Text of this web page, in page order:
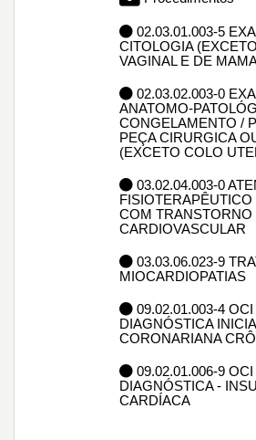
02.03.01.003-5
CITOLOGIA
VAGINAL E DE
02.03.02.003-0
ANATOMO-
CONGELAMENTO /
PEÇA CIRURGICA
(EXCETO COLO
03.02.04.003-0
COM TRANSTORNO
CARDIOVASCULAR
03.03.06.023-9
MIOCARDIOPATIAS
09.02.01.003-4
DIAGNÓSTICA
CORONARIANA
09.02.01.006-9
DIAGNÓSTICA -
CARDÍACA